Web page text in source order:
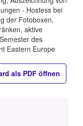
- Hostess bei
der Fotoboxen,
aktive
des
Eastern Europe
als PDF öffnen